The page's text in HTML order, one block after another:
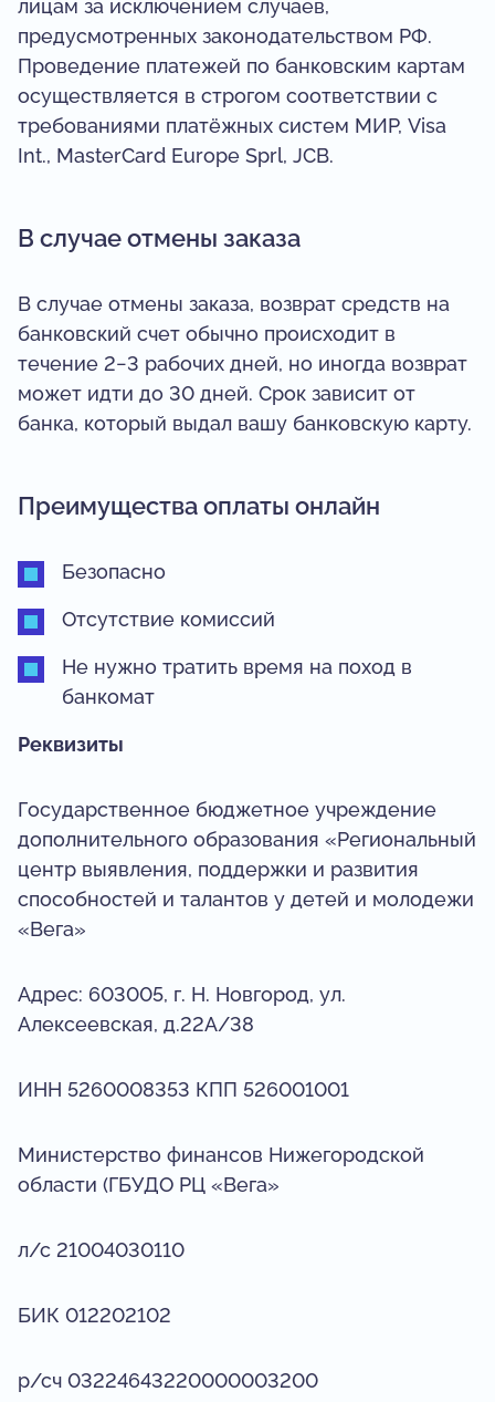
лицам за исключением случаев,
предусмотренных законодательством РФ.
Проведение платежей по банковским картам
осуществляется в строгом соответствии с
требованиями платёжных систем МИР, Visa
Int., MasterCard Europe Sprl, JCB.
В случае отмены заказа
В случае отмены заказа, возврат средств на
банковский счет обычно происходит в
течение 2−3 рабочих дней, но иногда возврат
может идти до 30 дней. Срок зависит от
банка, который выдал вашу банковскую карту.
Преимущества оплаты онлайн
Безопасно
Отсутствие комиссий
Не нужно тратить время на поход в
банкомат
Реквизиты
Государственное бюджетное учреждение
дополнительного образования «Региональный
центр выявления, поддержки и развития
способностей и талантов у детей и молодежи
«Вега»
Адрес: 603005, г. Н. Новгород, ул.
Алексеевская, д.22А/38
ИНН 5260008353 КПП 526001001
Министерство финансов Нижегородской
области (ГБУДО РЦ «Вега»
л/с 21004030110
БИК 012202102
р/сч 03224643220000003200